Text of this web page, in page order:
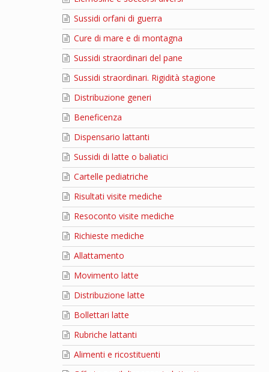
Sussidi orfani di guerra
Cure di mare e di montagna
Sussidi straordinari del pane
Sussidi straordinari. Rigidità stagione
Distribuzione generi
Beneficenza
Dispensario lattanti
Sussidi di latte o baliatici
Cartelle pediatriche
Risultati visite mediche
Resoconto visite mediche
Richieste mediche
Allattamento
Movimento latte
Distribuzione latte
Bollettari latte
Rubriche lattanti
Alimenti e ricostituenti